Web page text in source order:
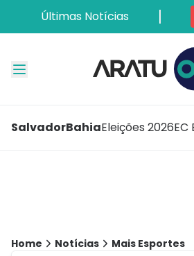
Últimas Notícias
SalvadorBahiaEleições 2026EC
Home Notícias Mais Esportes